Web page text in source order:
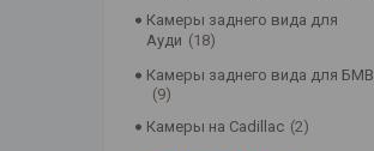
Камеры заднего вида для
Ауди
18
Камеры заднего вида для БМВ
9
Камеры на Cadillac 2